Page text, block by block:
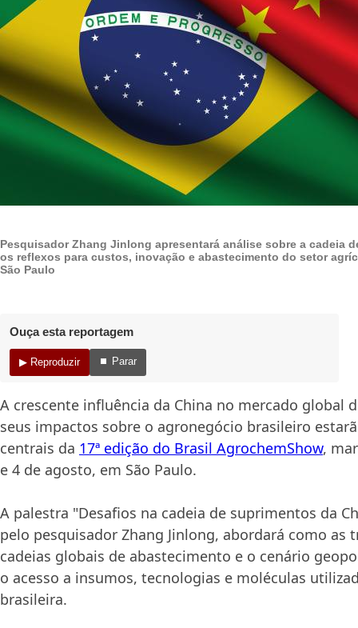
Pesquisador Zhang Jinlong apresentará análise sobre a cadeia
os reflexos para custos, inovação e abastecimento do setor
São Paulo
Ouça esta reportagem
▶ Reproduzir ⏹ Parar
A crescente influência da China no mercado global
seus impactos sobre o agronegócio brasileiro
centrais da 17ª edição do Brasil AgrochemShow,
e 4 de agosto, em São Paulo.
A palestra "Desafios na cadeia de suprimentos da
pelo pesquisador Zhang Jinlong, abordará como as
cadeias globais de abastecimento e o cenário
o acesso a insumos, tecnologias e moléculas
brasileira.